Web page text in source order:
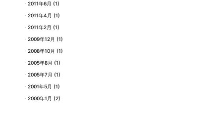
2011年6月 (1)
2011年4月 (1)
2011年2月 (1)
2009年12月 (1)
2008年10月 (1)
2005年8月 (1)
2005年7月 (1)
2001年5月 (1)
2000年1月 (2)